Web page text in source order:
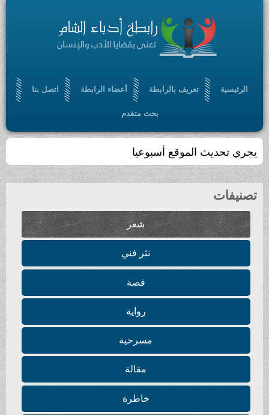
الرئيسية تعريف بالرابطة أعضاء الرابطة اتصل بنا
بحث متقدم
يجري تحديث الموقع أسبوعيا
تصنيفات
شعر
نثر فني
قصة
رواية
مسرحية
مقالة
خاطرة